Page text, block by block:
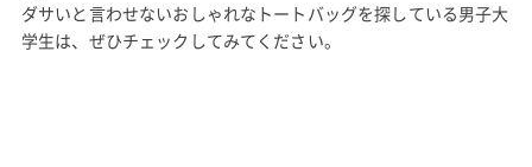
ダサいと言わせないおしゃれなトートバッグを探している男子大
学生は、ぜひチェックしてみてください。